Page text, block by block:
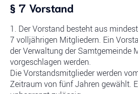
§ 7 Vorstand
1. Der Vorstand besteht aus
7 volljährigen Mitgliedern. Ein
der Verwaltung der Samtgemeinde
vorgeschlagen werden.
Die Vorstandsmitglieder werden
Zeitraum von fünf Jahren gewählt.